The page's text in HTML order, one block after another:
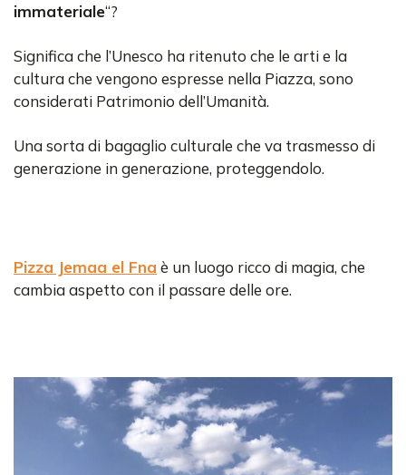
immateriale“?
Significa che l’Unesco ha ritenuto che le arti e la
cultura che vengono espresse nella Piazza, sono
considerati Patrimonio dell’Umanità.
Una sorta di bagaglio culturale che va trasmesso di
generazione in generazione, proteggendolo.
Pizza Jemaa el Fna è un luogo ricco di magia, che
cambia aspetto con il passare delle ore.